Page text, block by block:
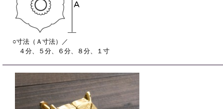
○寸法（Ａ寸法）／
４分、５分、６分、８分、１寸